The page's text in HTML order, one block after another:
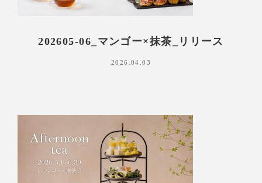
202605-06_マンゴー×抹茶_リリース
2026.04.03